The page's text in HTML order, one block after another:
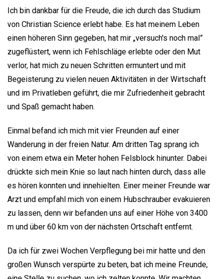
Ich bin dankbar für die Freude, die ich durch das Studium
von Christian Science erlebt habe. Es hat meinem Leben
einen höheren Sinn gegeben, hat mir „versuch's noch mal”
zugeflüstert, wenn ich Fehlschläge erlebte oder den Mut
verlor, hat mich zu neuen Schritten ermuntert und mit
Begeisterung zu vielen neuen Aktivitäten in der Wirtschaft
und im Privatleben geführt, die mir Zufriedenheit gebracht
und Spaß gemacht haben.
Einmal befand ich mich mit vier Freunden auf einer
Wanderung in der freien Natur. Am dritten Tag sprang ich
von einem etwa ein Meter hohen Felsblock hinunter. Dabei
drückte sich mein Knie so laut nach hinten durch, dass alle
es hören konnten und innehielten. Einer meiner Freunde war
Arzt und empfahl mich von einem Hubschrauber evakuieren
zu lassen, denn wir befanden uns auf einer Höhe von 3400
m und über 60 km von der nächsten Ortschaft entfernt.
Da ich für zwei Wochen Verpflegung bei mir hatte und den
großen Wunsch verspürte zu beten, bat ich meine Freunde,